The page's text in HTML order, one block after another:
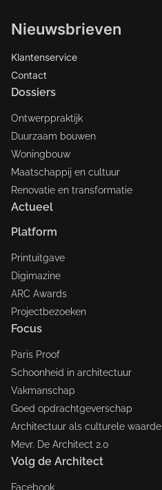
Nieuwsbrieven
Klantenservice
Contact
Dossiers
Ontwerppraktijk
Duurzaam bouwen
Woningbouw
Maatschappij en cultuur
Renovatie en transformatie
Actueel
Platform
Printuitgave
Digimazine
ARC Awards
Projectbezoeken
Focus
Paris Proof
Schoonheid in architectuur
Vakmanschap
Goed opdrachtgeverschap
Architectuur als culturele waarde
Mevr. De Architect 2.0
Volg de Architect
Facebook